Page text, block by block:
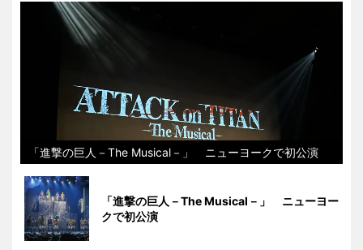
「進撃の巨人－The Musical－」 ニューヨークで初公演
「進撃の巨人－The Musical－」 ニューヨー
クで初公演